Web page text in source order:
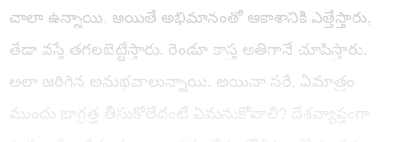
చాలా ఉన్నాయి. అయితే అభిమానంతో ఆకాశానికి ఎత్తేస్తారు,
తేడా వస్తే తగలబెట్టేస్తారు. రెండూ కాస్త అతిగానే చూపిస్తారు.
అలా జరిగిన అనుభవాలున్నాయి. అయినా సరే, ఏమాత్రం